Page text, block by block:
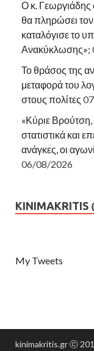
Ο κ. Γεωργιάδης
θα πληρώσει
καταλόγισε το
Ανακύκλωσης»;
Το θράσος της
μεταφορά του
στους πολίτες
«Κύριε Βρούτση,
στατιστικά και
ανάγκες, οι
06/08/2026
KINIMAKRITIS
My Tweets
kinimakritis.gr ⓒ